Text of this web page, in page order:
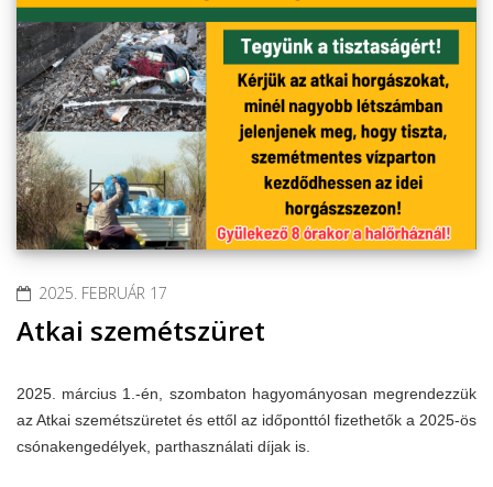
2025. FEBRUÁR 17
Atkai szemétszüret
2025. március 1.-én, szombaton hagyományosan megrendezzük
az Atkai szemétszüretet és ettől az időponttól fizethetők a 2025-ös
csónakengedélyek, parthasználati díjak is.